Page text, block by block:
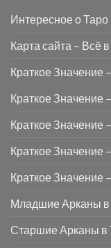
Интересное о Таро
Карта сайта – Всё
Краткое Значение
Краткое Значение
Краткое Значение
Краткое Значение
Краткое Значение
Младшие Арканы в
Старшие Арканы в